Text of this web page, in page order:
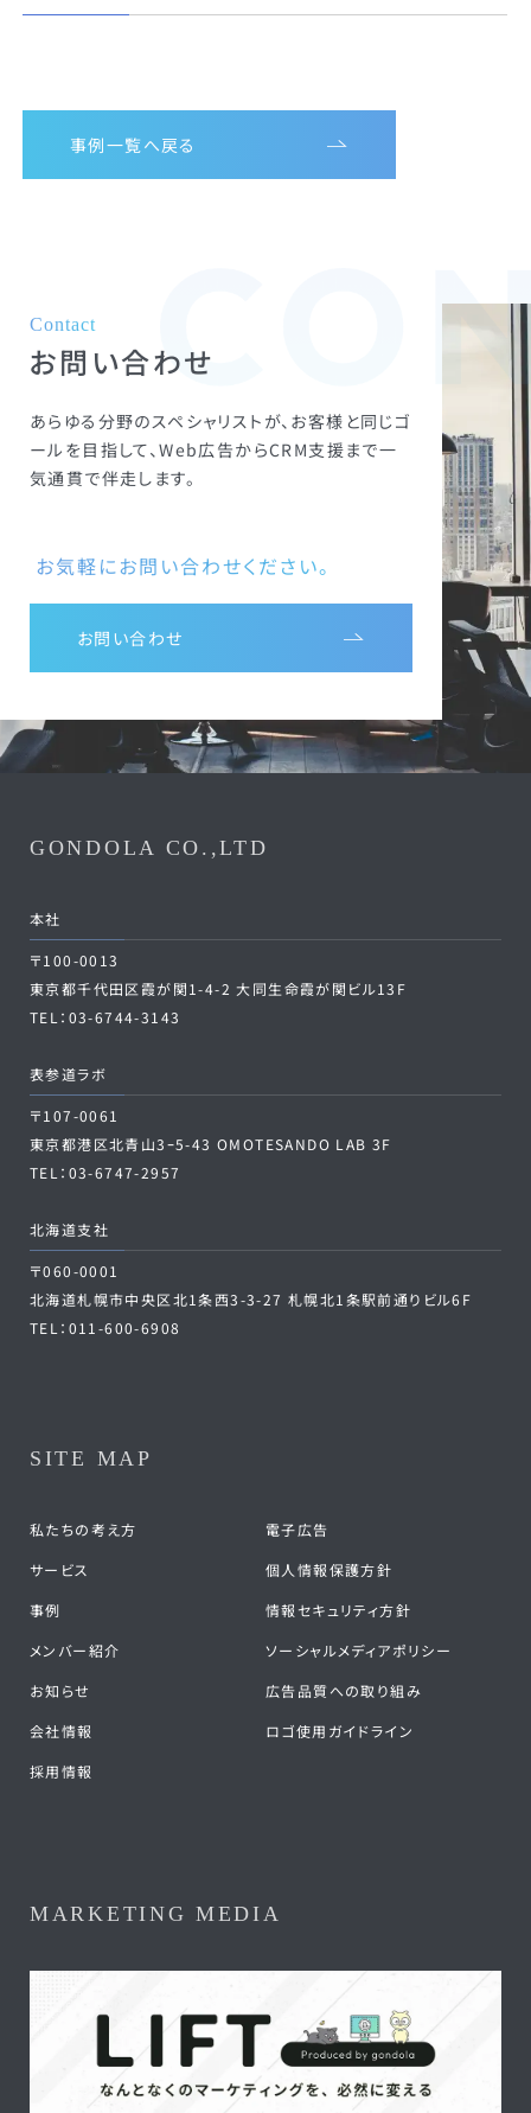
事例一覧へ戻る
Contact
お問い合わせ
あらゆる分野のスペシャリストが、お客様と同じゴ
ールを目指して、Web広告からCRM支援まで一
気通貫で伴走します。
お気軽にお問い合わせください。
お問い合わせ
GONDOLA CO.,LTD
本社
〒100-0013
東京都千代田区霞が関1-4-2 大同生命霞が関ビル13F
TEL：03-6744-3143
表参道ラボ
〒107-0061
東京都港区北青山3ｰ5-43 OMOTESANDO LAB 3F
TEL：03-6747-2957
北海道支社
〒060-0001
北海道札幌市中央区北1条西3-3-27 札幌北1条駅前通りビル6F
TEL：011-600-6908
SITE MAP
私たちの考え方
サービス
事例
メンバー紹介
お知らせ
会社情報
採用情報
電子広告
個人情報保護方針
情報セキュリティ方針
ソーシャルメディアポリシー
広告品質への取り組み
ロゴ使用ガイドライン
MARKETING MEDIA